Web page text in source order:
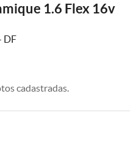
1.6 Flex 16v
DF
cadastradas.